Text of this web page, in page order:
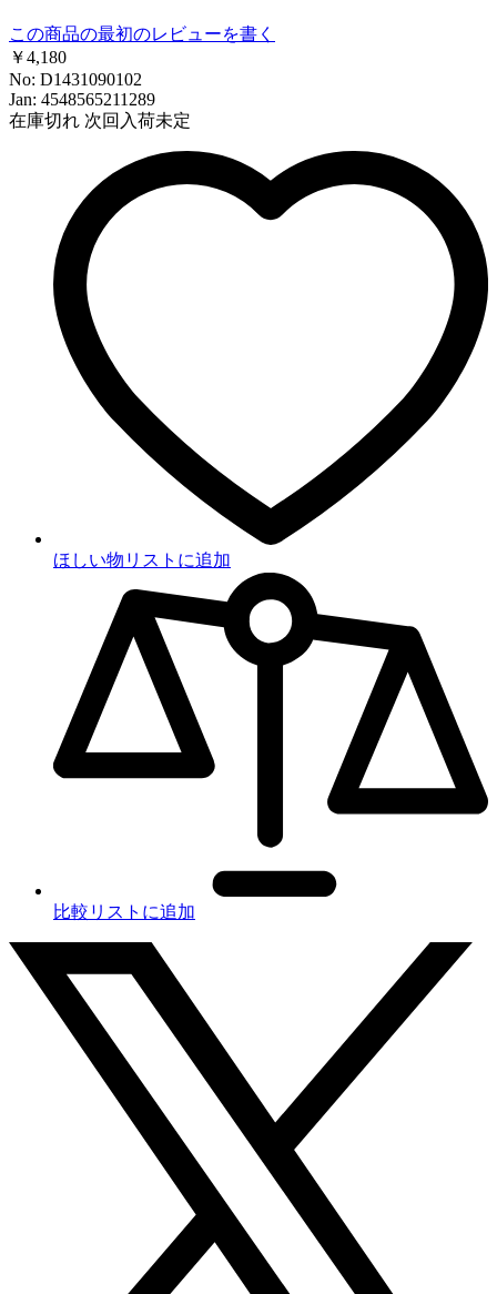
この商品の最初のレビューを書く
￥4,180
No: D1431090102
Jan: 4548565211289
在庫切れ 次回入荷未定
ほしい物リストに追加
比較リストに追加